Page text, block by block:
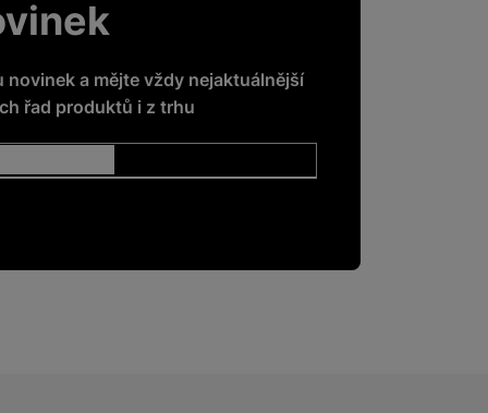
novinek a mějte vždy nejaktuálnější
řad produktů i z trhu